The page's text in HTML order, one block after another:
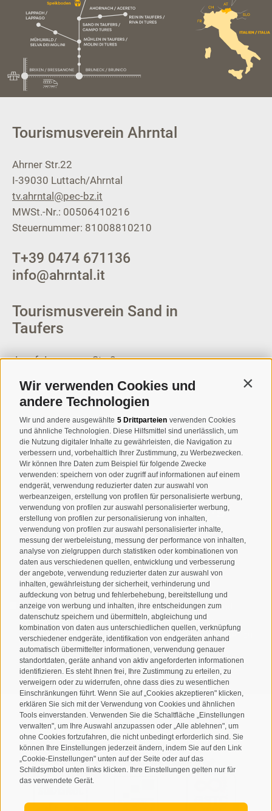
Wir verwenden Cookies und
andere Technologien
Wir und andere ausgewählte 5 Drittparteien verwenden Cookies
und ähnliche Technologien. Diese Hilfsmittel sind unerlässlich, um
die Nutzung digitaler Inhalte zu gewährleisten, die Navigation zu
verbessern und, vorbehaltlich Ihrer Zustimmung, zu Werbezwecken.
Wir können Ihre Daten zum Beispiel für folgende Zwecke
verwenden: speichern von oder zugriff auf informationen auf einem
endgerät, verwendung reduzierter daten zur auswahl von
werbeanzeigen, erstellung von profilen für personalisierte werbung,
verwendung von profilen zur auswahl personalisierter werbung,
erstellung von profilen zur personalisierung von inhalten,
verwendung von profilen zur auswahl personalisierter inhalte,
messung der werbeleistung, messung der performance von inhalten,
analyse von zielgruppen durch statistiken oder kombinationen von
daten aus verschiedenen quellen, entwicklung und verbesserung
der angebote, verwendung reduzierter daten zur auswahl von
inhalten, gewährleistung der sicherheit, verhinderung und
aufdeckung von betrug und fehlerbehebung, bereitstellung und
anzeige von werbung und inhalten, ihre entscheidungen zum
datenschutz speichern und übermitteln, abgleichung und
kombination von daten aus unterschiedlichen quellen, verknüpfung
verschiedener endgeräte, identifikation von endgeräten anhand
automatisch übermittelter informationen, verwendung genauer
standortdaten, geräte anhand von aktiv angeforderten informationen
identifizieren. Es steht Ihnen frei, Ihre Zustimmung zu erteilen, zu
verweigern oder zu widerrufen, ohne dass dies zu wesentlichen
Einschränkungen führt. Wenn Sie auf „Cookies akzeptieren" klicken,
erklären Sie sich mit der Verwendung von Cookies und ähnlichen
Tools einverstanden. Verwenden Sie die Schaltfläche „Einstellungen
verwalten", um Ihre Auswahl anzupassen oder „Alle ablehnen", um
ohne Cookies fortzufahren, die nicht unbedingt erforderlich sind. Sie
können Ihre Einstellungen jederzeit ändern, indem Sie auf den Link
„Cookie-Einstellungen" unten auf der Seite oder auf das
Schildsymbol unten links klicken. Ihre Einstellungen gelten nur für
das verwendete Gerät.
Tourismusverein Ahrntal
Ahrner Str.22
I-39030 Luttach/Ahrntal
tv.ahrntal@pec-bz.it
MWSt.-Nr.: 00506410216
Steuernummer: 81008810210
T+39 0474 671136
info@ahrntal.it
Tourismusverein Sand in
Taufers
Josef-Jungmann-Str. 8
MWSt.-Nr: 00518320213
T+39 0474 678076
info@taufers.com
Newsletteranmeldung
Ich habe dieDatenschutzbestimmungengelesen und
verstanden und stimme der Verarbeitung meiner
personenbezogenen Daten durch den Verantwortlichen zu
ANMELDEN
Sitemap • Impressum • Cookie-Richtlinie • Privacy •
Cookie Präferenzen • created with passion by